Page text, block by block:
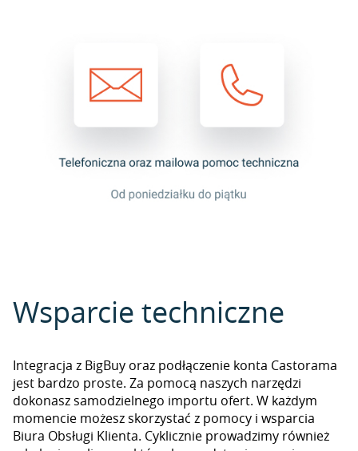
Wsparcie techniczne
Integracja z BigBuy oraz podłączenie konta Castorama
jest bardzo proste. Za pomocą naszych narzędzi
dokonasz samodzielnego importu ofert. W każdym
momencie możesz skorzystać z pomocy i wsparcia
Biura Obsługi Klienta. Cyklicznie prowadzimy również